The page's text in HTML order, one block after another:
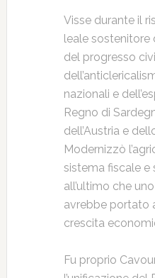
Visse durante il
leale sostenitore
del progresso
nazionali e
Regno di
dell’Austria e
Modernizzò
sistema fiscale e
all’ultimo che
avrebbe portato
crescita
Fu proprio